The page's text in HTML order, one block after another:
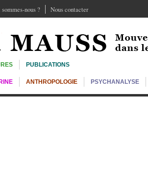
nous ? Nous contacter
PUBLICATIONS
ANTHROPOLOGIE PSYCHANALYSE